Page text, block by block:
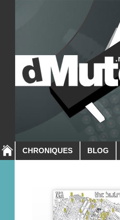
CHRONIQUES BLOG